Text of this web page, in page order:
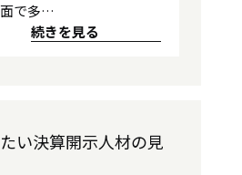
で多…
続きを見る
い決算開示人材の見